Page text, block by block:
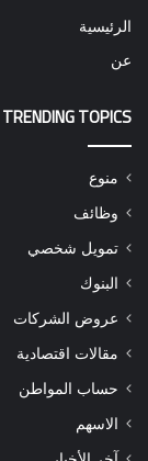
الرئيسية
عن
TRENDING TOPICS
منوع
وظائف
تمويل شخصي
البنوك
عروض الشركات
مقالات اقتصادية
حساب المواطن
الاسهم